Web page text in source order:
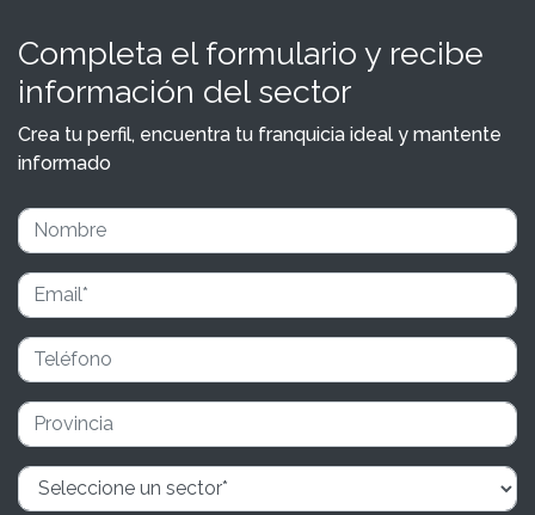
Completa el formulario y recibe
información del sector
Crea tu perfil, encuentra tu franquicia ideal y mantente
informado